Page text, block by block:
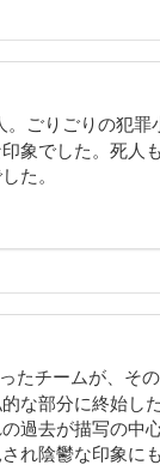
ごりごりの犯罪
象でした。死人
た。
チームが、そ
な部分に終始し
過去が描写の中
れ陰鬱な印象